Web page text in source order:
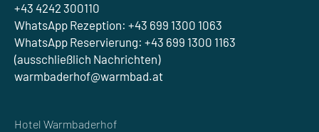
+43 4242 300110
WhatsApp Rezeption: +43 699 1300 1063
WhatsApp Reservierung: +43 699 1300 1163
(ausschließlich Nachrichten)
warmbaderhof@warmbad.at
Hotel Warmbaderhof